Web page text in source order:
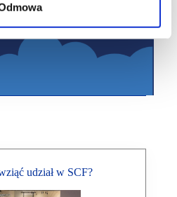
udział w SCF?